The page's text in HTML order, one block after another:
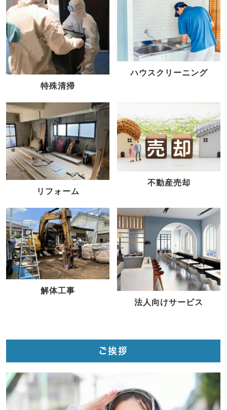
特殊清掃
ハウスクリーニング
リフォーム
不動産売却
解体工事
法人向けサービス
ご挨拶